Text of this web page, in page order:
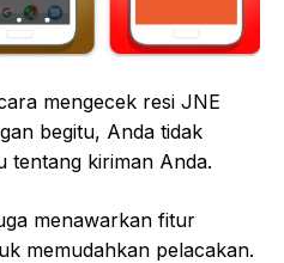
mengecek resi JNE
begitu, Anda tidak
tentang kiriman Anda.
menawarkan fitur
memudahkan pelacakan.